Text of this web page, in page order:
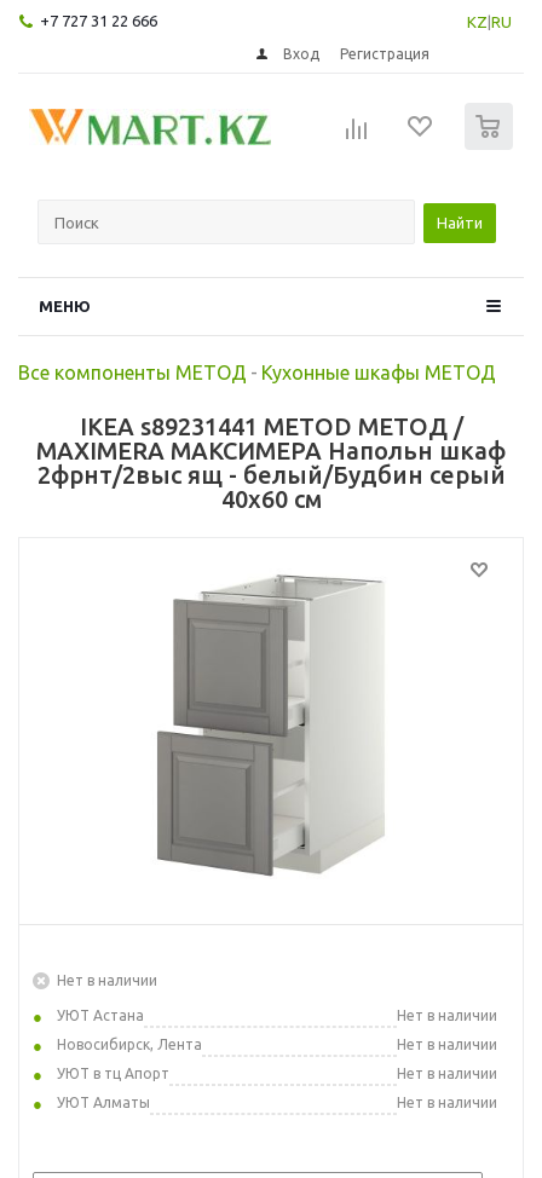
+7 727 31 22 666 KZ RU
Вход Регистрация
Найти
МЕНЮ
Все компоненты МЕТОД - Кухонные шкафы МЕТОД
IKEA s89231441 METOD МЕТОД /
MAXIMERA МАКСИМЕРА Напольн шкаф
2фрнт/2выс ящ - белый/Будбин серый
40x60 см
Нет в наличии
УЮТ Астана
Нет в наличии
Новосибирск, Лента
Нет в наличии
УЮТ в тц Апорт
Нет в наличии
УЮТ Алматы
Нет в наличии